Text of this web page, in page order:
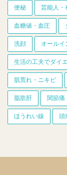
便秘 芸能人・
血糖値・血圧
洗顔 オールイ
生活の工夫でダイ
肌荒れ・ニキビ
脂肪肝 関節痛
ほうれい線 頭